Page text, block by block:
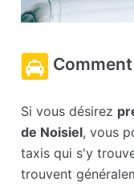
Si vous désirez
de Noisiel, vous
taxis qui s'y
trouvent